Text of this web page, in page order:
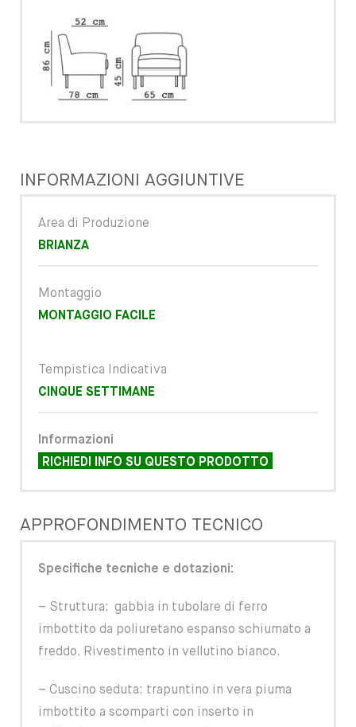
INFORMAZIONI AGGIUNTIVE
Area di Produzione
BRIANZA
Montaggio
MONTAGGIO FACILE
Tempistica Indicativa
CINQUE SETTIMANE
Informazioni
RICHIEDI INFO SU QUESTO PRODOTTO
APPROFONDIMENTO TECNICO
Specifiche tecniche e dotazioni:
– Struttura: gabbia in tubolare di ferro
imbottito da poliuretano espanso schiumato a
freddo. Rivestimento in vellutino bianco.
– Cuscino seduta: trapuntino in vera piuma
imbottito a scomparti con inserto in